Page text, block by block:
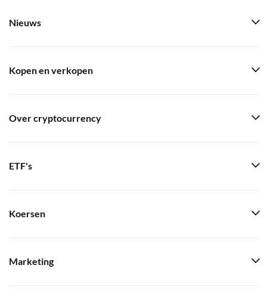
Nieuws
Kopen en verkopen
Over cryptocurrency
ETF's
Koersen
Marketing